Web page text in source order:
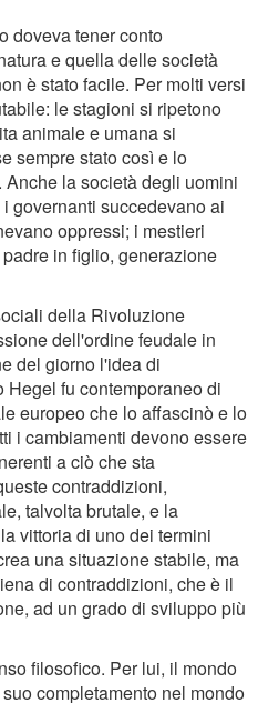
doveva tener conto
e quella delle società
è stato facile. Per molti versi
le stagioni si ripetono
animale e umana si
sempre stato così e lo
la società degli uomini
governanti succedevano ai
oppressi; i mestieri
in figlio, generazione
della Rivoluzione
dell'ordine feudale in
del giorno l'idea di
fu contemporaneo di
europeo che lo affascinò e lo
i cambiamenti devono essere
a ciò che sta
contraddizioni,
talvolta brutale, e la
vittoria di uno dei termini
una situazione stabile, ma
di contraddizioni, che è il
ad un grado di sviluppo più
filosofico. Per lui, il mondo
completamento nel mondo